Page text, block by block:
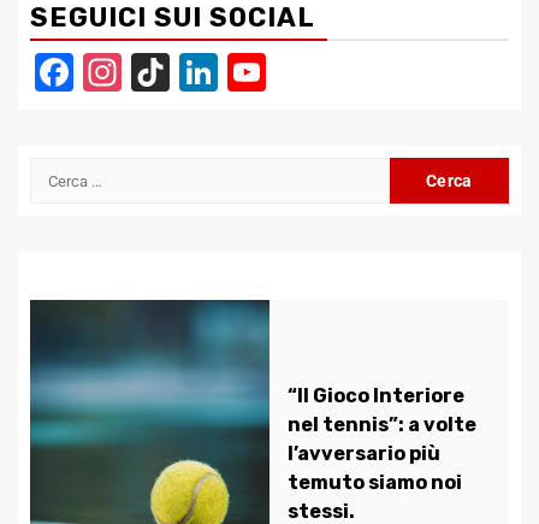
SEGUICI SUI SOCIAL
Facebook
Instagram
TikTokLinkedIn
Ricerca
“Il Gioco Interiore
nel tennis”: a volte
l’avversario più
temuto siamo noi
stessi.